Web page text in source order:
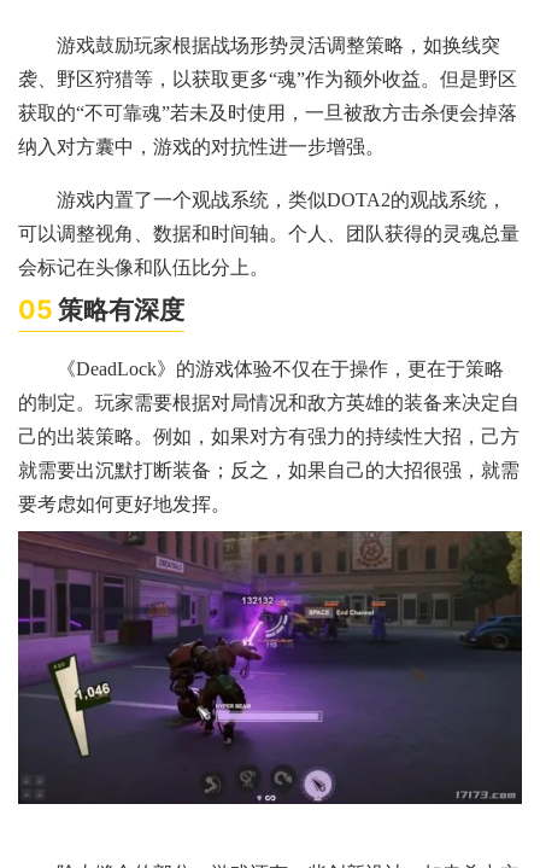
游戏鼓励玩家根据战场形势灵活调整策略，如换线突
袭、野区狩猎等，以获取更多“魂”作为额外收益。但是野区
获取的“不可靠魂”若未及时使用，一旦被敌方击杀便会掉落
纳入对方囊中，游戏的对抗性进一步增强。
游戏内置了一个观战系统，类似DOTA2的观战系统，
可以调整视角、数据和时间轴。个人、团队获得的灵魂总量
会标记在头像和队伍比分上。
05 策略有深度
《DeadLock》的游戏体验不仅在于操作，更在于策略
的制定。玩家需要根据对局情况和敌方英雄的装备来决定自
己的出装策略。例如，如果对方有强力的持续性大招，己方
就需要出沉默打断装备；反之，如果自己的大招很强，就需
要考虑如何更好地发挥。